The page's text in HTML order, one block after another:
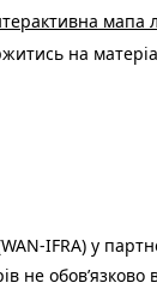
мапа
на
IFRA) у
не